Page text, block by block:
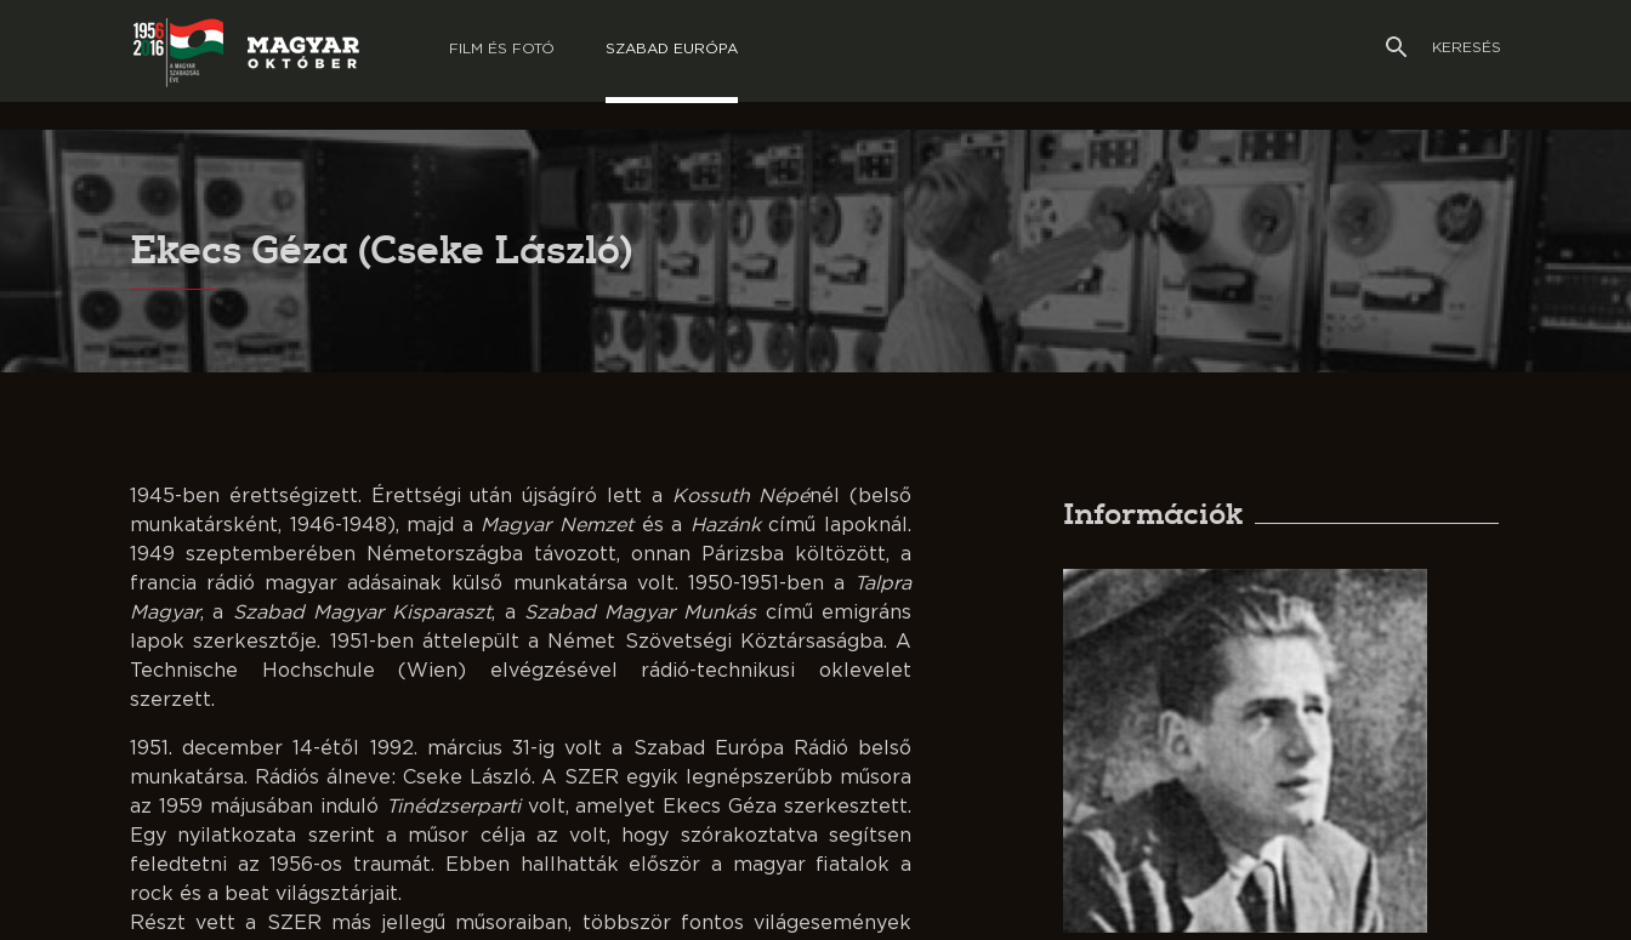
FILM ÉS FOTÓ SZABAD EURÓPA KERESÉS
Ekecs Géza (Cseke László)
1945-ben érettségizett. Érettségi után újságíró lett a Kossuth Népénél (belső
munkatársként, 1946-1948), majd a Magyar Nemzetés a Hazánkcímű lapoknál.
1949 szeptemberében Németországba távozott, onnan Párizsba költözött, a
francia rádió magyar adásainak külső munkatársa volt. 1950-1951-ben a
Talpra
Magyar, a Szabad Magyar Kisparaszt, a Szabad Magyar Munkáscímű emigráns
lapok szerkesztője. 1951-ben áttelepült a Német Szövetségi Köztársaságba. A
Technische Hochschule (Wien) elvégzésével rádió-technikusi oklevelet
szerzett.
1951. december 14-étől 1992. március 31-ig volt a Szabad Európa Rádió belső
munkatársa. Rádiós álneve: Cseke László. A SZER egyik legnépszerűbb műsora
az 1959 májusában induló
Tinédzserpartivolt, amelyet Ekecs Géza szerkesztett.
Egy nyilatkozata szerint a műsor célja az volt, hogy szórakoztatva segítsen
feledtetni az 1956-os traumát. Ebben hallhatták először a magyar fiatalok a
rock és a beat világsztárjait.
Részt vett a SZER más jellegű műsoraiban, többször fontos világesemények
Információk